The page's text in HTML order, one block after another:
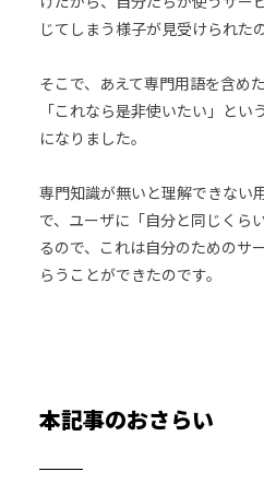
じてしまう様子が見受けられた
そこで、あえて専門用語を含め
「これなら是非使いたい」とい
になりました。
専門知識が無いと理解できない
で、ユーザに「自分と同じくら
るので、これは自分のためのサ
らうことができたのです。
本記事のおさらい